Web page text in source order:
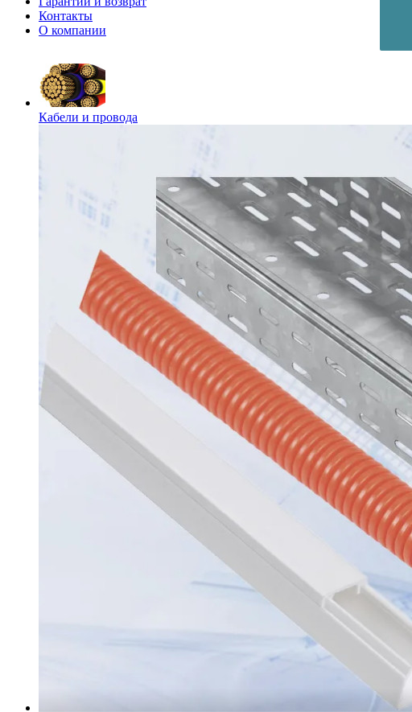
Контакты
О компании
Кабели и провода